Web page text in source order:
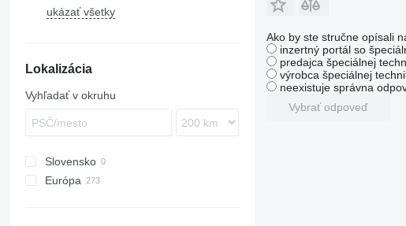
Evadys
Proway
Conecto
Intouro
Tourino
Tourismo
Unimog
Zetros
Skyliner
8700
B7
B9
B10
G-series
ukázať všetky
Lokalizácia
Vyhľadať v okruhu
Slovensko
Európa
Ako by ste stručne opísali
inzertný portál so
predajca špeciálnej
výrobca špeciálnej
neexistuje správna
Vybrať odpoveď